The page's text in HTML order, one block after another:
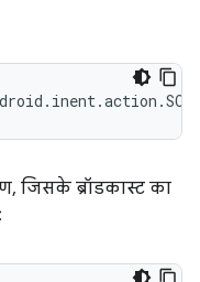
जिसके ब्रॉडकास्ट का